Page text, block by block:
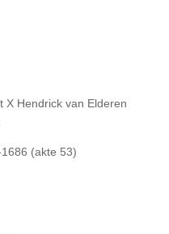
X Hendrick van Elderen
(akte 53)